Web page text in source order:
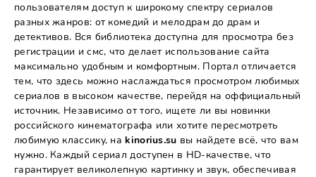
пользователям доступ к широкому спектру сериалов
разных жанров: от комедий и мелодрам до драм и
детективов. Вся библиотека доступна для просмотра без
регистрации и смс, что делает использование сайта
максимально удобным и комфортным. Портал отличается
тем, что здесь можно наслаждаться просмотром любимых
сериалов в высоком качестве, перейдя на оффициальный
источник. Независимо от того, ищете ли вы новинки
российского кинематографа или хотите пересмотреть
любимую классику, наkinorius.su вы найдете всё, что вам
нужно. Каждый сериал доступен в HD-качестве, что
гарантирует великолепную картинку и звук, обеспечивая